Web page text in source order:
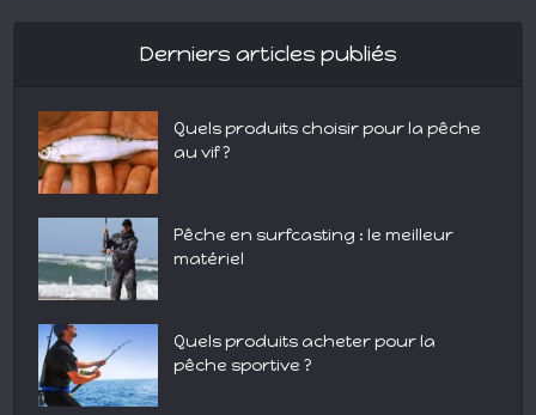
Derniers articles publiés
Quels produits choisir pour la pêche
au vif ?
Pêche en surfcasting : le meilleur
matériel
Quels produits acheter pour la
pêche sportive ?